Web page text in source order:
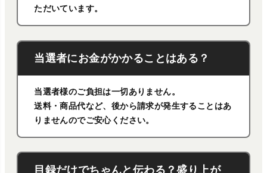
ただいています。
当選者にお金がかかることはある？
当選者様のご負担は一切ありません。
送料・商品代など、後から請求が発生することはあ
りませんのでご安心ください。
目録だけでちゃんと伝わる？盛り上が